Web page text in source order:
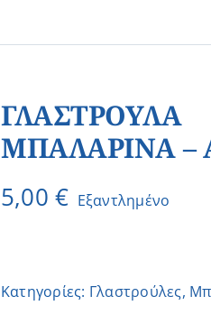
ΓΛΑΣΤΡΟΥΛΑ
ΜΠΑΛΑΡΙΝΑ –
5,00€ Εξαντλημένο
Κατηγορίες: Γλαστρούλες,